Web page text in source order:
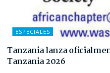
ESPECIALES
Tanzania lanza
Tanzania 2026